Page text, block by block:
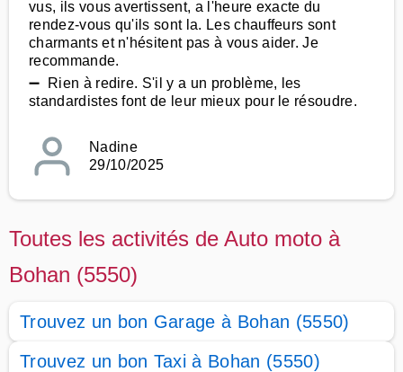
vus, ils vous avertissent, a l'heure exacte du
rendez-vous qu'ils sont la. Les chauffeurs sont
charmants et n'hésitent pas à vous aider. Je
recommande.
➖ Rien à redire. S'il y a un problème, les
standardistes font de leur mieux pour le résoudre.
Nadine
29/10/2025
Toutes les activités de Auto moto à
Bohan (5550)
Trouvez un bon Garage à Bohan (5550)
Trouvez un bon Taxi à Bohan (5550)